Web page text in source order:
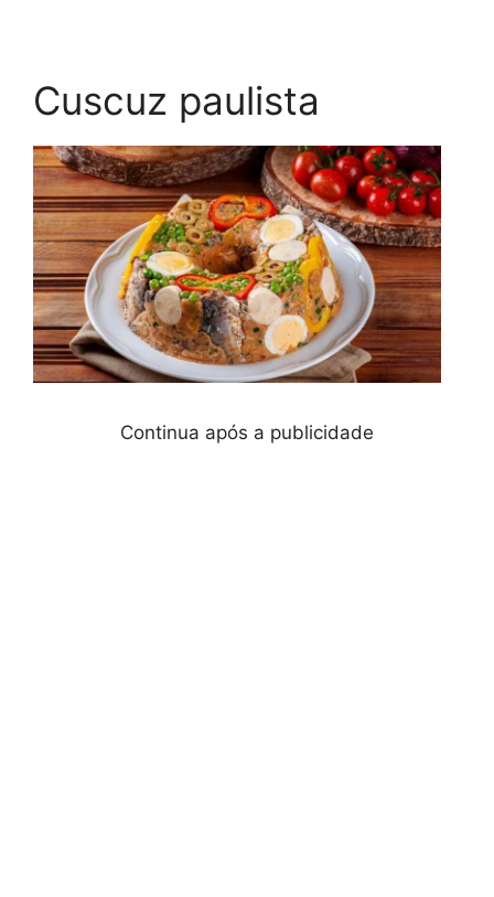
Cuscuz paulista
Continua após a publicidade